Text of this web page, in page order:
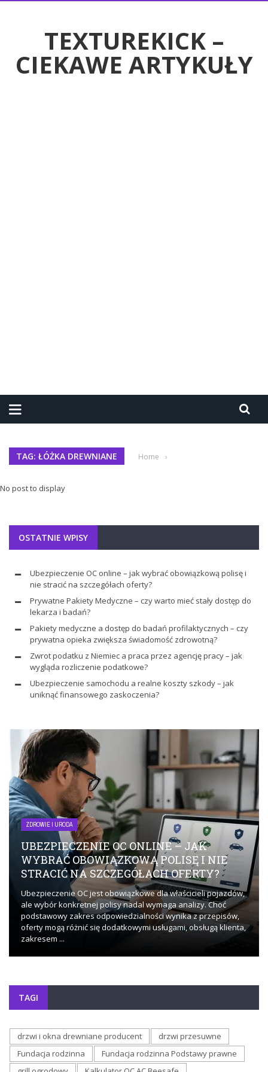
TEXTUREKICK –
CIEKAWE ARTYKUŁY
TAG: ŁÓŻKA DREWNIANE Home ›
No post to display
OSTATNIE WPISY
Ubezpieczenie OC online – jak wybrać obowiązkową polisę i
nie stracić na szczegółach oferty?
Prywatne Pakiety Medyczne – czy warto mieć stały dostęp do
lekarza i badań?
Pakiety medyczne a dostęp do badań profilaktycznych – czy
prywatna opieka zwiększa świadomość zdrowotną?
Zwrot podatku z Niemiec a praca przez agencję pracy – jak
wygląda rozliczenie podatkowe?
Ubezpieczenie samochodu a realne koszty szkody – jak
uniknąć finansowego zaskoczenia?
ZDROWIE I URODA
UBEZPIECZENIE OC ONLINE – JAK
WYBRAĆ OBOWIĄZKOWĄ POLISĘ I NIE
STRACIĆ NA SZCZEGÓŁACH OFERTY?
Ubezpieczenie OC jest obowiązkowe dla właścicieli pojazdów,
ale wybór konkretnej polisy nadal wymaga analizy. Choć
podstawowy zakres odpowiedzialności wynika z przepisów,
oferty mogą różnić się dodatkowymi usługami, obsługą klienta,
zakresem ...
TAGI
drzwi i okna drewniane producent
drzwi przesuwne
Fundacja rodzinna
Fundacja rodzinna Podstawy prawne